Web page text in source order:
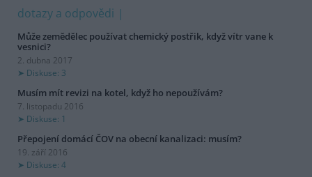
dotazy a odpovědi
Může zemědělec používat chemický postřik, když vítr vane k
vesnici?
2. dubna 2017
Diskuse: 3
Musím mít revizi na kotel, když ho nepoužívám?
7. listopadu 2016
Diskuse: 1
Přepojení domácí ČOV na obecní kanalizaci: musím?
19. září 2016
Diskuse: 4